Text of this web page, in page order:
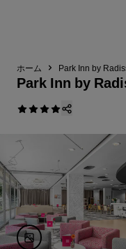
ホーム Park Inn by
Park Inn by